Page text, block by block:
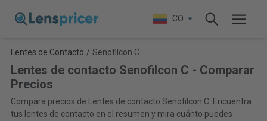
CO
Lentes de Contacto / Senofilcon C
Lentes de contacto Senofilcon C - Comparar
Precios
Compara precios de Lentes de contacto Senofilcon C. Encuentra
tus lentes de contacto en el resumen y mira cuánto puedes